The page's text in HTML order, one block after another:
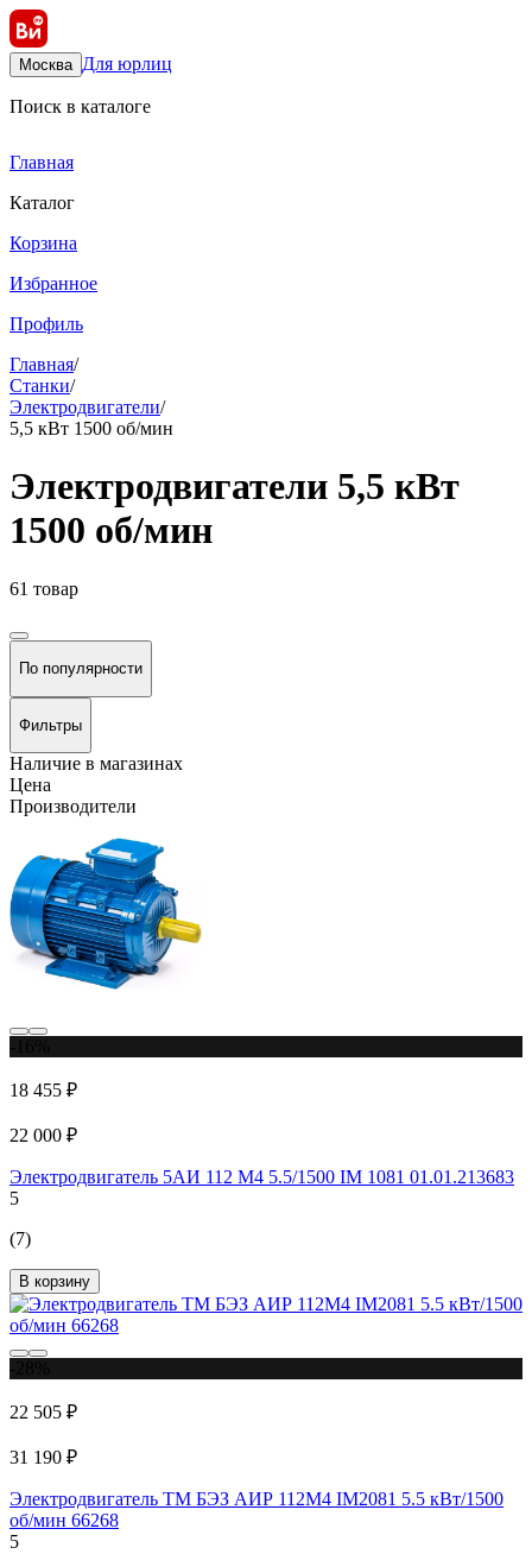
Москва Для юрлиц
Поиск в каталоге
Главная
Каталог
Корзина
Избранное
Профиль
Главная/
Станки/
Электродвигатели/
5,5 кВт 1500 об/мин
Электродвигатели 5,5 кВт
1500 об/мин
61 товар
По популярности
Фильтры
Наличие в магазинах
Цена
Производители
18 455 ₽
22 000 ₽
Электродвигатель 5АИ 112 М4 5.5/1500 IM 1081 01.01.213683
5
(7)
В корзину
22 505 ₽
31 190 ₽
Электродвигатель ТМ БЭЗ АИР 112M4 IM2081 5.5 кВт/1500
об/мин 66268
5